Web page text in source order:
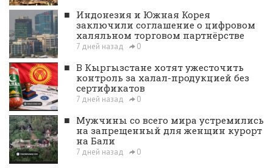
■ Индонезия и Южная Корея
заключили соглашение о цифровом
халяльном торговом партнёрстве
7 дней назад 0
■ В Кыргызстане хотят ужесточить
контроль за халал-продукцией без
сертификатов
7 дней назад 0
■ Мужчины со всего мира устремились
на запрещенный для женщин курорт
на Бали
7 дней назад 0